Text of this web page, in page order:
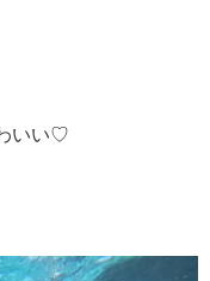
いい♡